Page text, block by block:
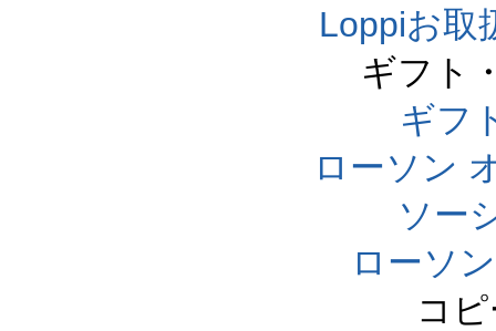
Loppiお取
ギフト
ギフ
ローソン
ソー
ローソ
コ